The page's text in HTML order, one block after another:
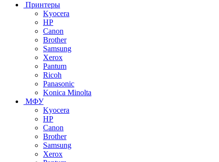
Принтеры
Kyocera
HP
Canon
Brother
Samsung
Xerox
Pantum
Ricoh
Panasonic
Konica Minolta
МФУ
Kyocera
HP
Canon
Brother
Samsung
Xerox